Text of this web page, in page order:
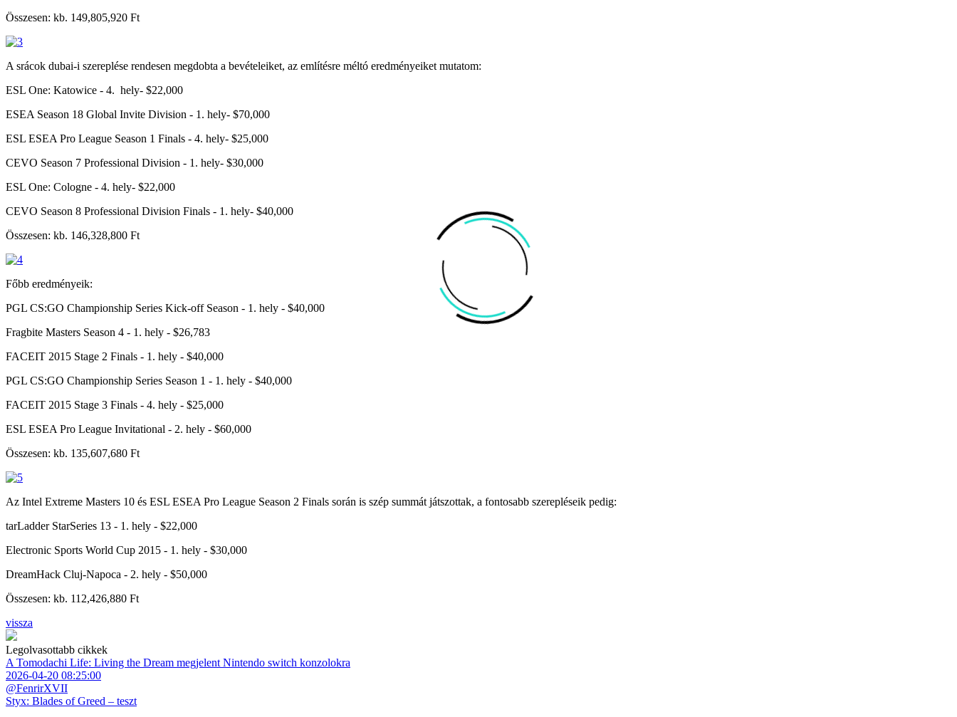
Összesen: kb. 149,805,920 Ft
A srácok dubai-i szereplése rendesen megdobta a bevételeiket, az említésre méltó eredményeiket mutatom:
ESL One: Katowice - 4. hely- $22,000
ESEA Season 18 Global Invite Division - 1. hely- $70,000
ESL ESEA Pro League Season 1 Finals - 4. hely- $25,000
CEVO Season 7 Professional Division - 1. hely- $30,000
ESL One: Cologne - 4. hely- $22,000
CEVO Season 8 Professional Division Finals - 1. hely- $40,000
Összesen: kb. 146,328,800 Ft
Főbb eredményeik:
PGL CS:GO Championship Series Kick-off Season - 1. hely - $40,000
Fragbite Masters Season 4 - 1. hely - $26,783
FACEIT 2015 Stage 2 Finals - 1. hely - $40,000
PGL CS:GO Championship Series Season 1 - 1. hely - $40,000
FACEIT 2015 Stage 3 Finals - 4. hely - $25,000
ESL ESEA Pro League Invitational - 2. hely - $60,000
Összesen: kb. 135,607,680 Ft
Az Intel Extreme Masters 10 és ESL ESEA Pro League Season 2 Finals során is szép summát játszottak, a fontosabb szerepléseik pedig:
tarLadder StarSeries 13 - 1. hely - $22,000
Electronic Sports World Cup 2015 - 1. hely - $30,000
DreamHack Cluj-Napoca - 2. hely - $50,000
Összesen: kb. 112,426,880 Ft
vissza
Legolvasottabb cikkek
A Tomodachi Life: Living the Dream megjelent Nintendo switch konzolokra
2026-04-20 08:25:00
@FenrirXVII
Styx: Blades of Greed – teszt